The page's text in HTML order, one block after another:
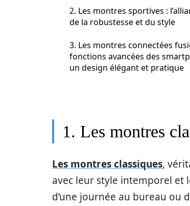
2. Les montres sportives :
de la robustesse et du style
3. Les montres connectées
fonctions avancées des
un design élégant et pratique
1. Les montres
Les montres classiques,
avec leur style intemporel et
d’une journée au bureau ou